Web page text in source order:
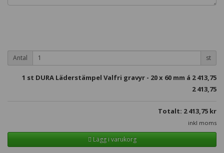
Antal st
1 st DURA Läderstämpel Valfri gravyr - 20 x 60 mm á 2 413,75
2 413,75
Totalt: 2 413,75 kr
inkl moms
Lägg i varukorg